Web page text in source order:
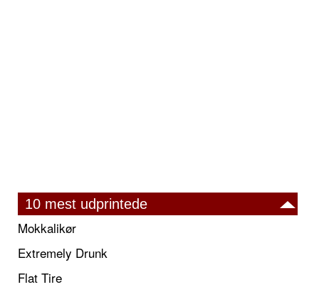
10 mest udprintede
Mokkalikør
Extremely Drunk
Flat Tire